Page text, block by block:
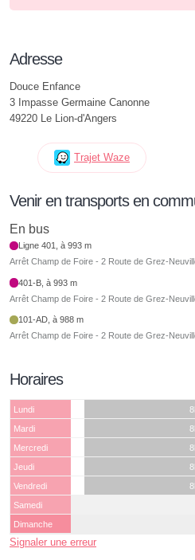
Adresse
Douce Enfance
3 Impasse Germaine Canonne
49220 Le Lion-d'Angers
Trajet Waze
Venir en transports en
En bus
Ligne 401, à 993 m
Arrêt Champ de Foire - 2 Route de Grez-
401-B, à 993 m
Arrêt Champ de Foire - 2 Route de Grez-
101-AD, à 988 m
Arrêt Champ de Foire - 2 Route de Grez-
Horaires
Lundi
Mardi
Mercredi
Jeudi
Vendredi
Samedi
Dimanche
Signaler une erreur